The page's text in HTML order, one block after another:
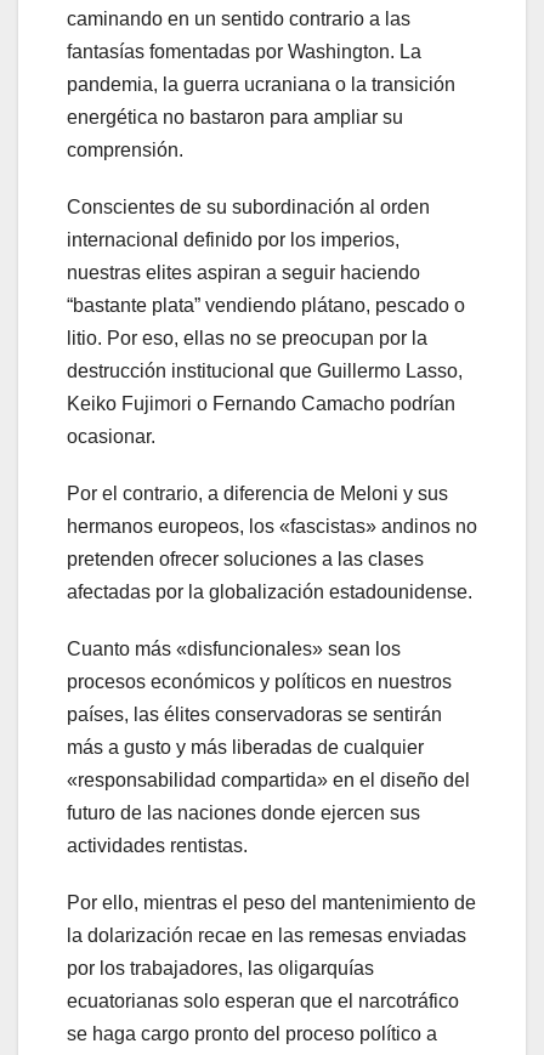
caminando en un sentido contrario a las
fantasías fomentadas por Washington. La
pandemia, la guerra ucraniana o la transición
energética no bastaron para ampliar su
comprensión.
Conscientes de su subordinación al orden
internacional definido por los imperios,
nuestras elites aspiran a seguir haciendo
“bastante plata” vendiendo plátano, pescado o
litio. Por eso, ellas no se preocupan por la
destrucción institucional que Guillermo Lasso,
Keiko Fujimori o Fernando Camacho podrían
ocasionar.
Por el contrario, a diferencia de Meloni y sus
hermanos europeos, los «fascistas» andinos no
pretenden ofrecer soluciones a las clases
afectadas por la globalización estadounidense.
Cuanto más «disfuncionales» sean los
procesos económicos y políticos en nuestros
países, las élites conservadoras se sentirán
más a gusto y más liberadas de cualquier
«responsabilidad compartida» en el diseño del
futuro de las naciones donde ejercen sus
actividades rentistas.
Por ello, mientras el peso del mantenimiento de
la dolarización recae en las remesas enviadas
por los trabajadores, las oligarquías
ecuatorianas solo esperan que el narcotráfico
se haga cargo pronto del proceso político a